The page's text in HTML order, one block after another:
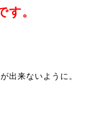
す。
出来ないように。